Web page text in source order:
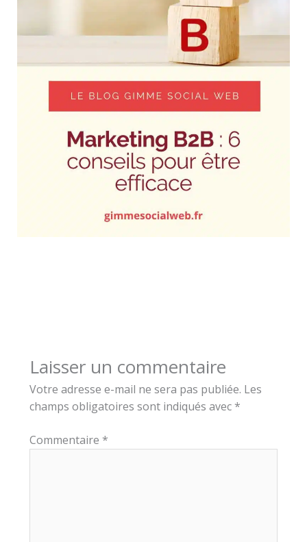
Laisser un commentaire
Votre adresse e-mail ne sera pas publiée. Les
champs obligatoires sont indiqués avec *
Commentaire *